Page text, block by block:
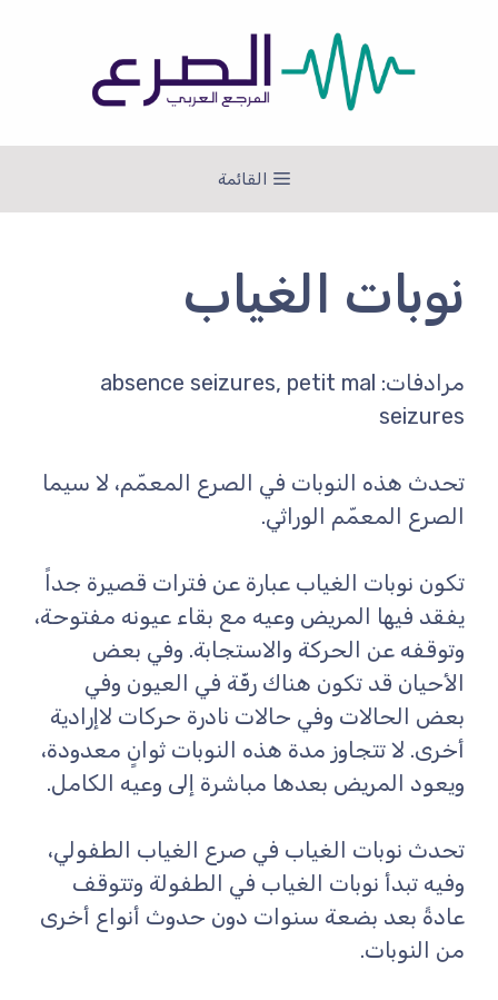
القائمة
نوبات الغياب
مرادفات: absence seizures, petit mal
seizures
تحدث هذه النوبات في الصرع المعمّم، لا سيما
الصرع المعمّم الوراثي.
تكون نوبات الغياب عبارة عن فترات قصيرة جداً
يفقد فيها المريض وعيه مع بقاء عيونه مفتوحة،
وتوقفه عن الحركة والاستجابة. وفي بعض
الأحيان قد تكون هناك رفّة في العيون وفي
بعض الحالات وفي حالات نادرة حركات لاإرادية
أخرى. لا تتجاوز مدة هذه النوبات ثوانٍ معدودة،
ويعود المريض بعدها مباشرة إلى وعيه الكامل.
تحدث نوبات الغياب في صرع الغياب الطفولي،
وفيه تبدأ نوبات الغياب في الطفولة وتتوقف
عادةً بعد بضعة سنوات دون حدوث أنواع أخرى
من النوبات.